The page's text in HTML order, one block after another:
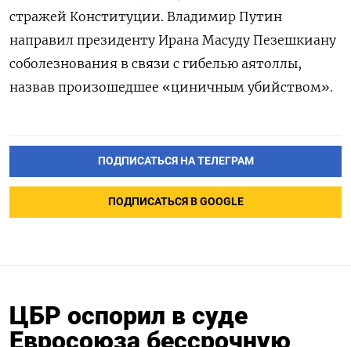
стражей Конституции. Владимир Путин
направил президенту Ирана Масуду Пезешкиану
соболезнования в связи с гибелью аятоллы,
назвав произошедшее «циничным убийством».
ПОДПИСАТЬСЯ НА ТЕЛЕГРАМ
ПОДПИСАТЬСЯ В GOOGLE
ЦБР оспорил в суде
Евросоюза бессрочную